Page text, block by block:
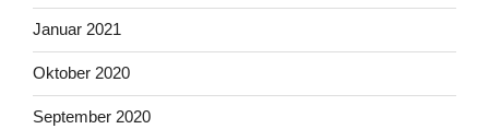
Januar 2021
Oktober 2020
September 2020